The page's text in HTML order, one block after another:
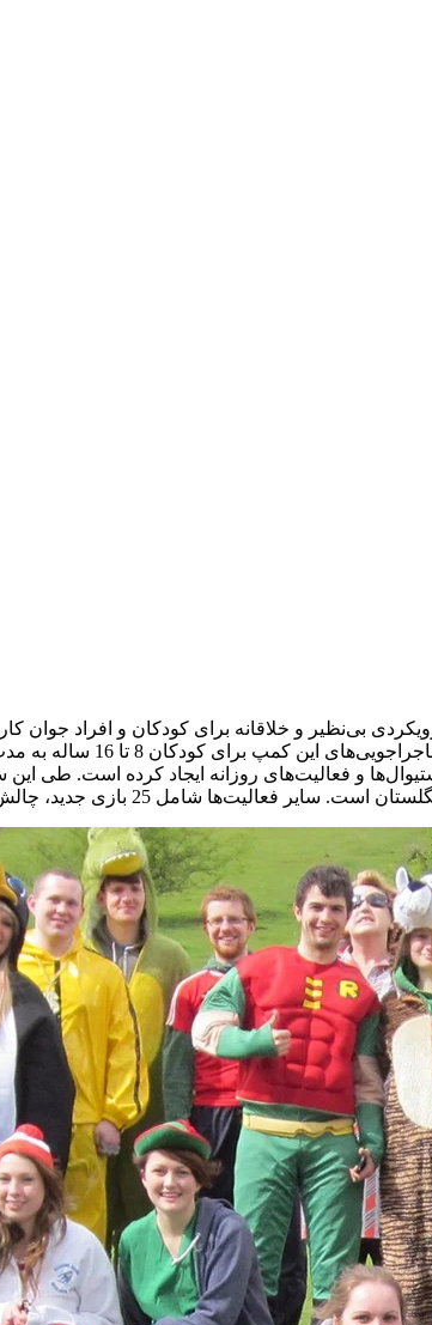
بی‌نظیر و خلاقانه برای کودکان و افراد جوان
علمی-فناوری، تئاتر و قصه‌گویی، محاسبات عددی و… است.